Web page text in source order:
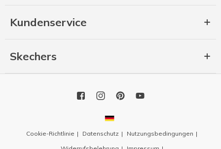
Kundenservice
Skechers
Cookie-Richtlinie Datenschutz
Nutzungsbedingungen